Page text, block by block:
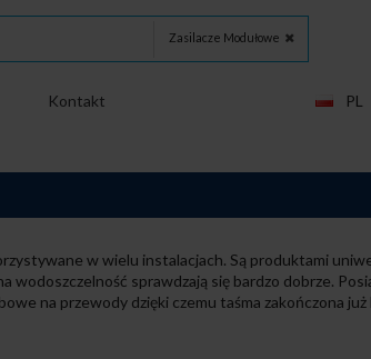
Zasilacze Modułowe
Kontakt PL
w wielu instalacjach. Są produktami
sprawdzają się bardzo dobrze.
na przewody dzięki czemu taśma zakończona